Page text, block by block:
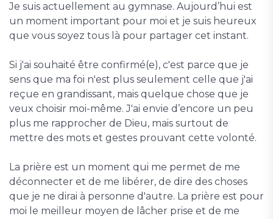
Je suis actuellement au gymnase. Aujourd’hui est
un moment important pour moi et je suis heureux
que vous soyez tous là pour partager cet instant.
Si j'ai souhaité être confirmé(e), c'est parce que je
sens que ma foi n'est plus seulement celle que j'ai
reçue en grandissant, mais quelque chose que je
veux choisir moi-même. J'ai envie d’encore un peu
plus me rapprocher de Dieu, mais surtout de
mettre des mots et gestes prouvant cette volonté.
La prière est un moment qui me permet de me
déconnecter et de me libérer, de dire des choses
que je ne dirai à personne d'autre. La prière est pour
moi le meilleur moyen de lâcher prise et de me